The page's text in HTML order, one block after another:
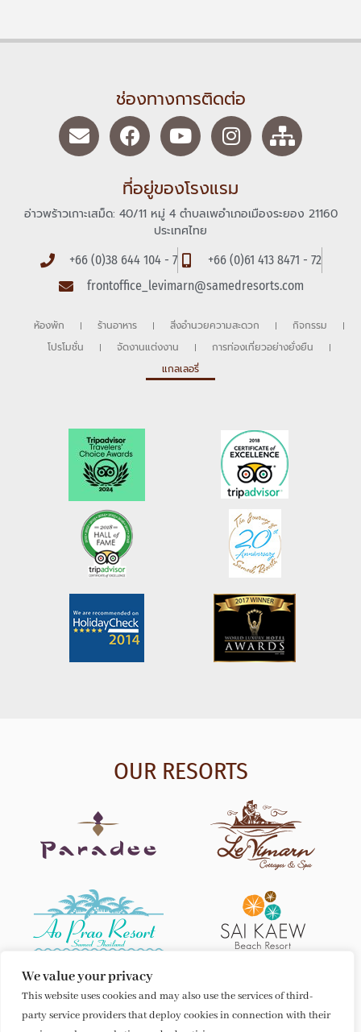
We value your privacy
This website uses cookies and may also use the services of third-
party service providers that deploy cookies in connection with their
ช่องทางการติดต่อ
ที่อยู่ของโรงแรม
อ่าวพร้าวเกาะเสม็ด: 40/11 หมู่ 4 ตำบลเพอำเภอเมืองระยอง 21160
ประเทศไทย
+66 (0)38 644 104 - 7
+66 (0)61 413 8471 - 72
frontoffice_levimarn@samedresorts.com
ห้องพัก ร้านอาหาร สิ่งอำนวยความสะดวก
กิจกรรม
โปรโมชั่น
จัดงานแต่งงาน
การท่องเที่ยวอย่างยั่งยืน
แกลเลอรี่
OUR RESORTS